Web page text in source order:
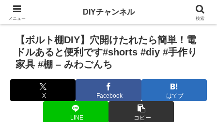
【ボルト棚DIY】穴開けたれたら簡単！電
ドルあると便利です#shorts #diy #手作り
家具 #棚 – みわごんち
X Facebook はてブ
LINE コピー
メニュー
DIYチャンネル
検索